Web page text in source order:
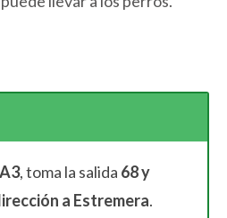
A3, toma la salida 68 y
a Estremera.